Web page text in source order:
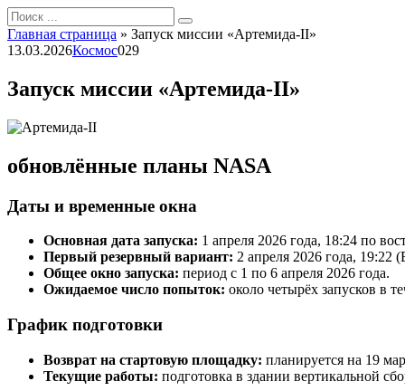
Search
for:
Главная страница » Запуск миссии «Артемида‑II»
13.03.2026Космос029
Запуск миссии «Артемида‑II»
обновлённые планы NASA
Даты и временные окна
Основная дата запуска: 1 апреля 2026 года, 18:24 по
Первый резервный вариант: 2 апреля 2026 года, 19:22
Общее окно запуска: период с 1 по 6 апреля 2026 года.
Ожидаемое число попыток: около четырёх запусков в
График подготовки
Возврат на стартовую площадку: планируется на 19
Текущие работы: подготовка в здании вертикальной